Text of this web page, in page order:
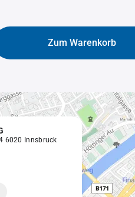
Zum Warenkorb
6020 Innsbruck